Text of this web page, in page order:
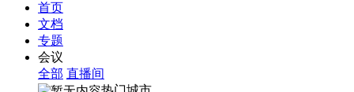
首页
文档
专题
会议
全部 直播间